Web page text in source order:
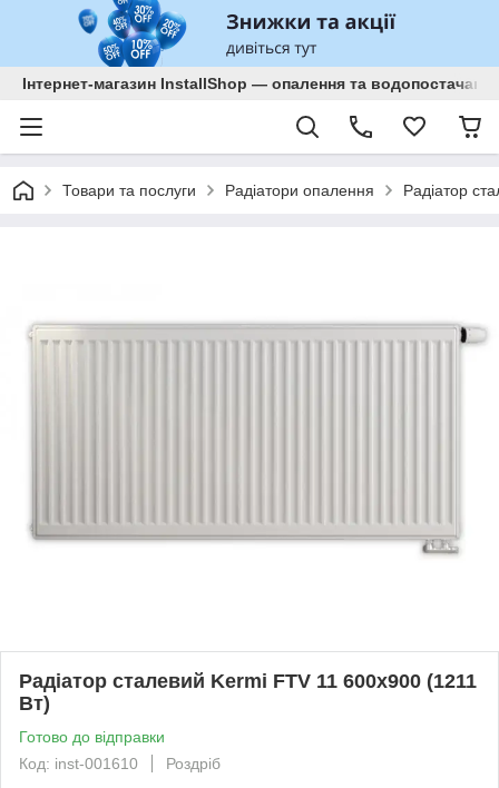
Інтернет-магазин InstallShop — опалення та водопостачання
Товари та послуги Радіатори опалення Радіатор
Радіатор сталевий Kermi FTV 11 600x900 (1211
Вт)
Готово до відправки
Код: inst-001610
Роздріб